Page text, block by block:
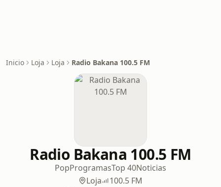
Inicio Loja Loja Radio Bakana 100.5 FM
Radio Bakana 100.5 FM
PopProgramasTop 40Noticias
Loja
100.5 FM